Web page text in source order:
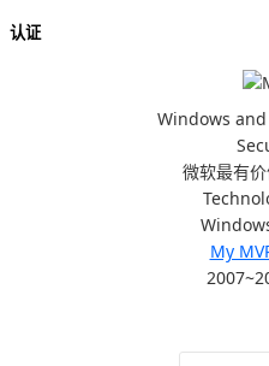
认证
Windows
微软最有
My